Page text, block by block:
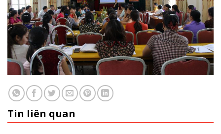
Tin liên quan